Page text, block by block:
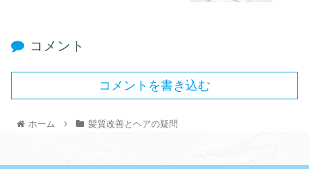
コメント
コメントを書き込む
ホーム 髪質改善とヘアの疑問